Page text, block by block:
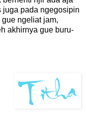
juga pada ngegosipin
ngeliat jam,
akhirnya gue buru-